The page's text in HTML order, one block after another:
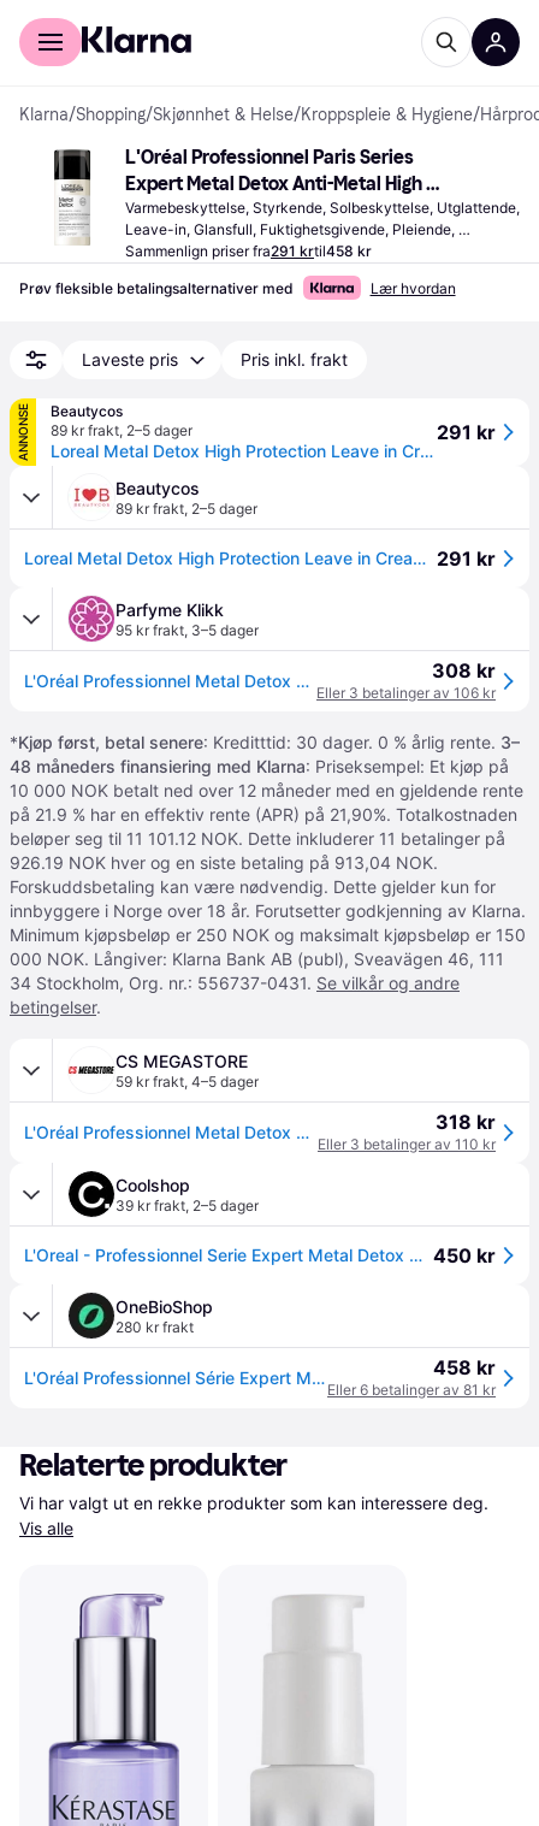
For kunder
Klarna/Shopping/Skjønnhet & Helse/Kroppspleie & Hygiene/
L'Oréal Professionnel Paris Series
Expert Metal Detox Anti-Metal High
Protection Cream 100ml
Varmebeskyttelse, Styrkende, Solbeskyttelse, Utglattende,
Leave-in, Glansfull, Fuktighetsgivende, Pleiende,
Fargebevarende, Varmebeskyttelse, Anti-frizz,
Mykgjørende, Antioksidanter
Sammenlign priser fra291 krtil458 kr
Prøv fleksible betalingsalternativer med Lær hvordan
Laveste pris Pris inkl. frakt
ANNONSE
Beautycos
89 kr frakt, 2–5 dager
Loreal Metal Detox High Protection Leave in Cream 100 ml
291 kr
Beautycos
89 kr frakt, 2–5 dager
Loreal Metal Detox High Protection Leave in Cream 100 ml 291 kr
Parfyme Klikk
95 kr frakt, 3–5 dager
L'Oréal Professionnel Metal Detox Serie Expert High Protection Cream 100ml 308 kr
Eller 3 betalinger av 106 kr
*Kjøp først, betal senere: Kreditttid: 30 dager. 0 % årlig rente. 3–
48 måneders finansiering med Klarna: Priseksempel: Et kjøp på
10 000 NOK betalt ned over 12 måneder med en gjeldende rente
på 21.9 % har en effektiv rente (APR) på 21,90%. Totalkostnaden
beløper seg til 11 101.12 NOK. Dette inkluderer 11 betalinger på
926.19 NOK hver og en siste betaling på 913,04 NOK.
Forskuddsbetaling kan være nødvendig. Dette gjelder kun for
innbyggere i Norge over 18 år. Forutsetter godkjenning av Klarna.
Minimum kjøpsbeløp er 250 NOK og maksimalt kjøpsbeløp er 150
000 NOK. Långiver: Klarna Bank AB (publ), Sveavägen 46, 111
34 Stockholm, Org. nr.: 556737-0431. Se vilkår og andre
betingelser.
CS MEGASTORE
59 kr frakt, 4–5 dager
L'Oréal Professionnel Metal Detox Anti-Metal High Protection Cream Leave-In Treatment for Damaged Hair 100ml 318 kr
Eller 3 betalinger av 110 kr
Coolshop
39 kr frakt, 2–5 dager
L'Oreal - Professionnel Serie Expert Metal Detox High Protection Leave In Cream 100ml 450 kr
OneBioShop
280 kr frakt
L'Oréal Professionnel Série Expert Metal Detox Professional Høybeskyttelseskrem 100 ml 458 kr
Eller 6 betalinger av 81 kr
Relaterte produkter
Vis alle